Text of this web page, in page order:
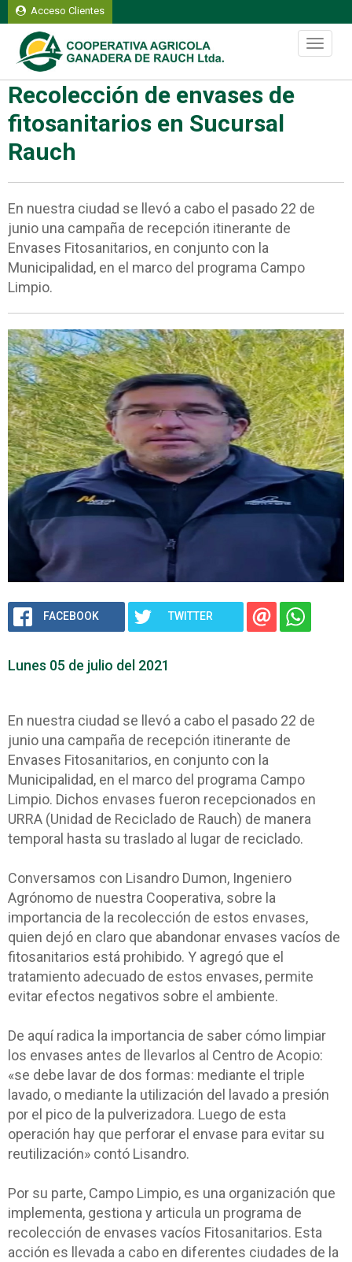
Acceso Clientes
Viernes 07 de agosto del 2026
Toggle
Recolección de envases de
fitosanitarios en Sucursal
Rauch
En nuestra ciudad se llevó a cabo el pasado 22 de
junio una campaña de recepción itinerante de
Envases Fitosanitarios, en conjunto con la
Municipalidad, en el marco del programa Campo
Limpio.
FACEBOOK TWITTER
Lunes 05 de julio del 2021
En nuestra ciudad se llevó a cabo el pasado 22 de
junio una campaña de recepción itinerante de
Envases Fitosanitarios, en conjunto con la
Municipalidad, en el marco del programa Campo
Limpio. Dichos envases fueron recepcionados en
URRA (Unidad de Reciclado de Rauch) de manera
temporal hasta su traslado al lugar de reciclado.
Conversamos con Lisandro Dumon, Ingeniero
Agrónomo de nuestra Cooperativa, sobre la
importancia de la recolección de estos envases,
quien dejó en claro que abandonar envases vacíos de
fitosanitarios está prohibido. Y agregó que el
tratamiento adecuado de estos envases, permite
evitar efectos negativos sobre el ambiente.
De aquí radica la importancia de saber cómo limpiar
los envases antes de llevarlos al Centro de Acopio:
«se debe lavar de dos formas: mediante el triple
lavado, o mediante la utilización del lavado a presión
por el pico de la pulverizadora. Luego de esta
operación hay que perforar el envase para evitar su
reutilización» contó Lisandro.
Por su parte, Campo Limpio, es una organización que
implementa, gestiona y articula un programa de
recolección de envases vacíos Fitosanitarios. Esta
acción es llevada a cabo en diferentes ciudades de la